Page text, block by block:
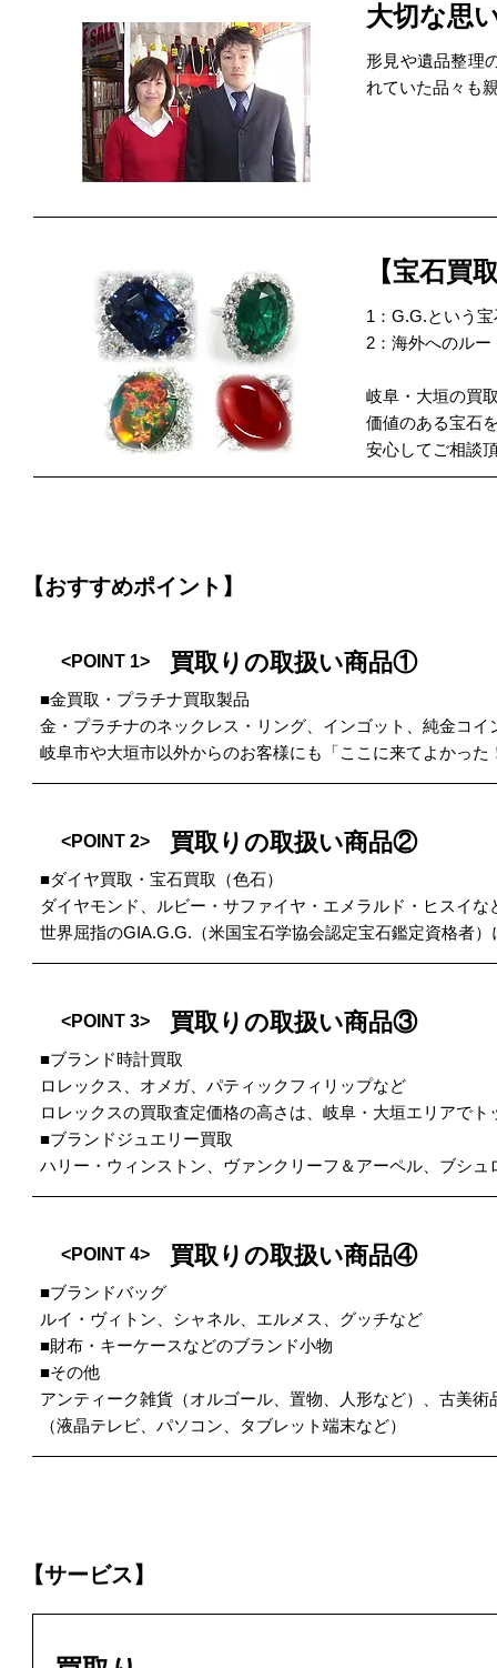
大切な思
形見や遺品整理
れていた品々も
【宝石
1：G.G.という
2：海外へのル
岐阜・大垣の買
価値のある宝石
安心してご相談
【おすすめポイント】
<POINT 1> 買取りの取扱い商品①
■金買取・プラチナ買取製品
金・プラチナのネックレス・リング、インゴット、純金コイ
岐阜市や大垣市以外からのお客様にも「ここに来てよかっ
<POINT 2> 買取りの取扱い商品②
■ダイヤ買取・宝石買取（色石）
ダイヤモンド、ルビー・サファイヤ・エメラルド・ヒスイな
世界屈指のGIA.G.G.（米国宝石学協会認定宝石鑑定資格者）
<POINT 3> 買取りの取扱い商品③
■ブランド時計買取
ロレックス、オメガ、パティックフィリップなど
ロレックスの買取査定価格の高さは、岐阜・大垣エリアでト
■ブランドジュエリー買取
ハリー・ウィンストン、ヴァンクリーフ＆アーペル、ブシュ
<POINT 4> 買取りの取扱い商品④
■ブランドバッグ
ルイ・ヴィトン、シャネル、エルメス、グッチなど
■財布・キーケースなどのブランド小物
■その他
アンティーク雑貨（オルゴール、置物、人形など）、古美
（液晶テレビ、パソコン、タブレット端末など）
【サービス】